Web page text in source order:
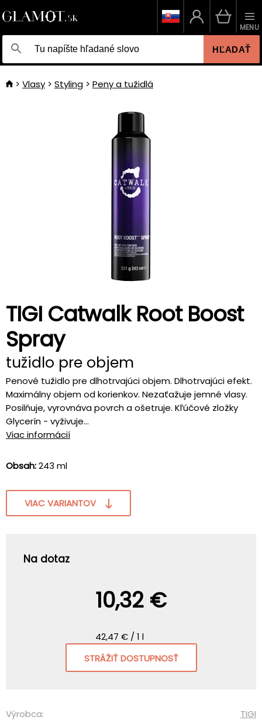
HĽADAŤ
MENU
Vlasy Styling Peny a tužidlá
TIGI Catwalk Root Boost
Spray
tužidlo pre objem
Penové tužidlo pre dlhotrvajúci objem. Dlhotrvajúci efekt.
Maximálny objem od korienkov. Nezaťažuje jemné vlasy.
Posilňuje, vyrovnáva povrch a ošetruje. Kľúčové zložky
Glycerín - vyživuje...
Viac informácií
Obsah:243 ml
VIAC VARIANTOV
Na dotaz
10,32 €
42,47 € / 1 l
STRÁŽIŤ DOSTUPNOSŤ
Výrobca: TIGI